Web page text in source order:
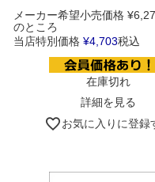
メーカー希望小売価格 ¥
のところ
当店特別価格 ¥4,703税込
在庫切れ
詳細を見る
お気に入りに登録